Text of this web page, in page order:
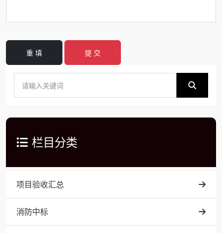
重 填 提 交
栏目分类
项目验收汇总
消防中标